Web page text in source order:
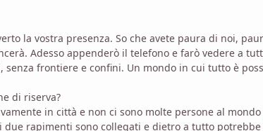
la vostra presenza. So che avete paura di noi,
Adesso appenderò il telefono e farò vedere a
senza frontiere e confini. Un mondo in cui tutto è
di riserva?
in città e non ci sono molte persone al
rapimenti sono collegati e dietro a tutto potrebbe